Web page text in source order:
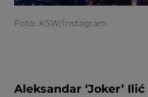
Foto: KSW/Instagram
Aleksandar ‘Joker’ Ilić